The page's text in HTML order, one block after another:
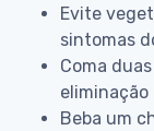
Evite
sintomas
Coma
eliminação
Beba um